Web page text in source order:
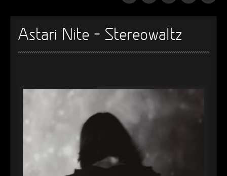
Rattenfänger
Oberer Totpunkt
► Dia De Los Muertos
Oberer Totpunkt
►
Oberer Totpunkt
►
Astari Nite – Stereowaltz